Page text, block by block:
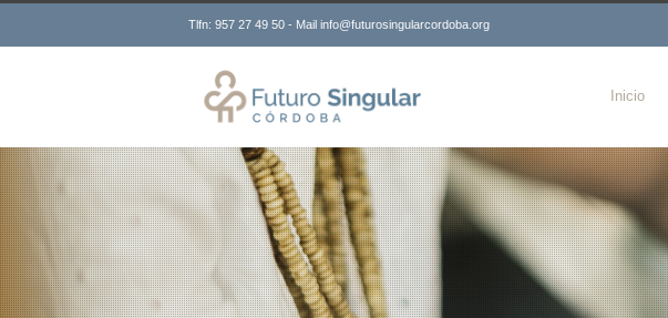
Tlfn: 957 27 49 50 - Mail info@futurosingularcordoba.org
Inicio